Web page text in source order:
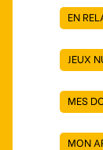
EN
JEUX
MES
MON